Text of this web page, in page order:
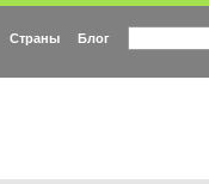
Страны Блог